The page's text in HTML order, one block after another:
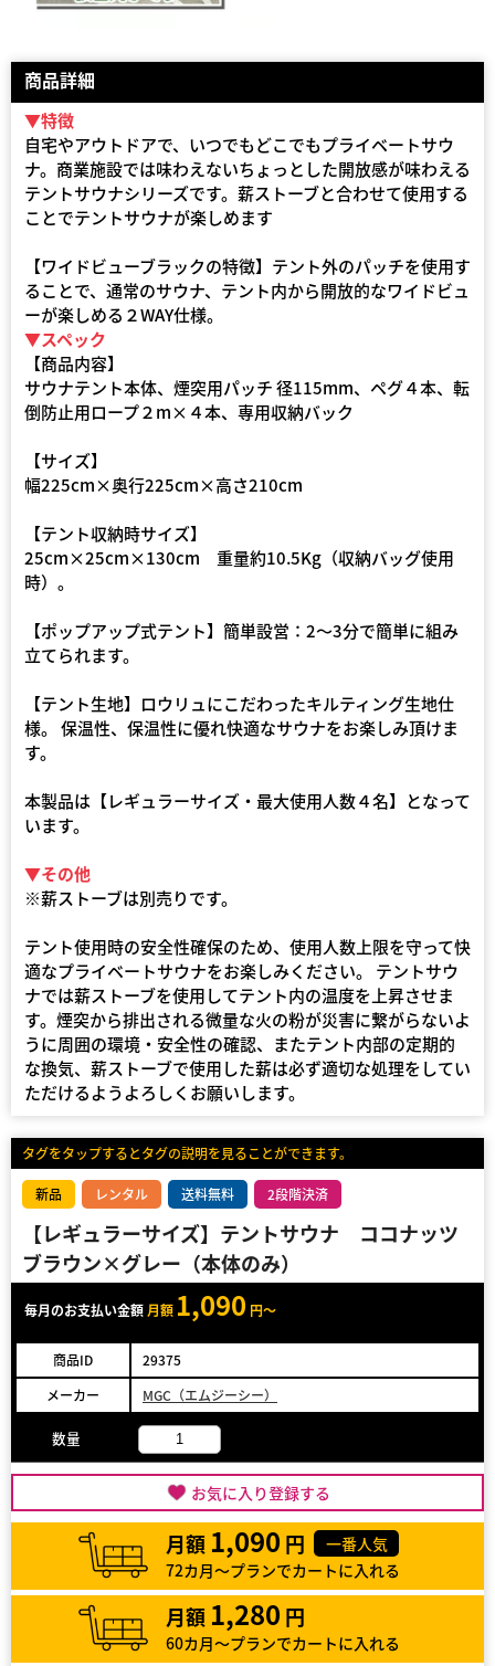
商品詳細
▼特徴
自宅やアウトドアで、いつでもどこでもプライベートサウ
ナ。商業施設では味わえないちょっとした開放感が味わえる
テントサウナシリーズです。薪ストーブと合わせて使用する
ことでテントサウナが楽しめます
【ワイドビューブラックの特徴】テント外のパッチを使用す
ることで、通常のサウナ、テント内から開放的なワイドビュ
ーが楽しめる２WAY仕様。
▼スペック
【商品内容】
サウナテント本体、煙突用パッチ 径115mm、ペグ４本、転
倒防止用ロープ２m×４本、専用収納バック
【サイズ】
幅225cm×奥行225cm×高さ210cm
【テント収納時サイズ】
25cm×25cm×130cm 重量約10.5Kg（収納バッグ使用
時）。
【ポップアップ式テント】簡単設営：2～3分で簡単に組み
立てられます。
【テント生地】ロウリュにこだわったキルティング生地仕
様。 保温性、保温性に優れ快適なサウナをお楽しみ頂けま
す。
本製品は【レギュラーサイズ・最大使用人数４名】となって
います。
▼その他
※薪ストーブは別売りです。
テント使用時の安全性確保のため、使用人数上限を守って快
適なプライベートサウナをお楽しみください。 テントサウ
ナでは薪ストーブを使用してテント内の温度を上昇させま
す。煙突から排出される微量な火の粉が災害に繋がらないよ
うに周囲の環境・安全性の確認、またテント内部の定期的
な換気、薪ストーブで使用した薪は必ず適切な処理をしてい
ただけるようよろしくお願いします。
タグをタップするとタグの説明を見ることができます。
新品 レンタル 送料無料 2段階決済
【レギュラーサイズ】テントサウナ ココナッツ
ブラウン×グレー（本体のみ）
毎月のお支払い金額 月額 1,090 円～
商品ID
29375
メーカー
MGC（エムジーシー）
数量
お気に入り登録する
月額 1,090 円
一番人気
72カ月～プランでカートに入れる
月額 1,280 円
60カ月～プランでカートに入れる